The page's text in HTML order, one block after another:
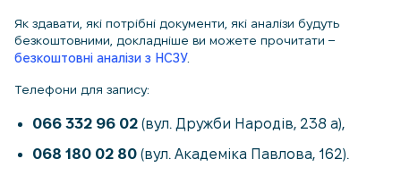
Як здавати, які потрібні документи, які аналізи будуть
безкоштовними, докладніше ви можете прочитати –
безкоштовні аналізи з НСЗУ.
Телефони для запису:
066 332 96 02 (вул. Дружби Народів, 238 а),
068 180 02 80 (вул. Академіка Павлова, 162).